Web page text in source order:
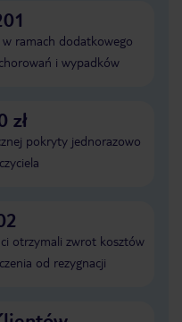
ramach dodatkowego
i wypadków
zł
pokryty jednorazowo
otrzymali zwrot kosztów
od rezygnacji